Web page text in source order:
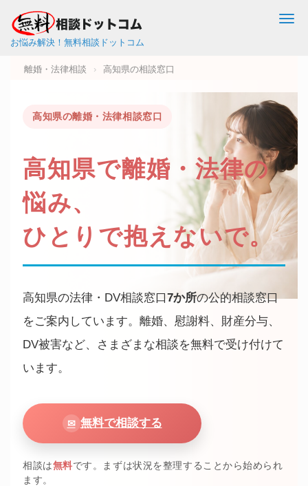
お悩み解決！無料相談ドットコム
離婚・法律相談 › 高知県の相談窓口
高知県の離婚・法律相談窓口
高知県で離婚・法律の
悩み、
ひとりで抱えないで。
高知県の法律・DV相談窓口7か所の公的相談窓口
をご案内しています。離婚、慰謝料、財産分与、
DV被害など、さまざまな相談を無料で受け付けて
います。
✉ 無料で相談する
相談は無料です。まずは状況を整理することから始められ
ます。